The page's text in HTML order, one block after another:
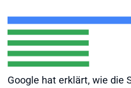
Google hat erklärt, wie die